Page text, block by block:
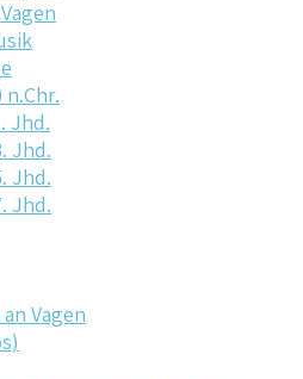
n.Chr.
Jhd.
Jhd.
Jhd.
Jhd.
Vagen